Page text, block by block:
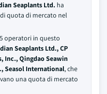
Seaplants Ltd. ha
di quota di mercato nel
operatori in questo
Seaplants Ltd., CP
Inc., Qingdao Seawin
Seasol International, che
una quota di mercato